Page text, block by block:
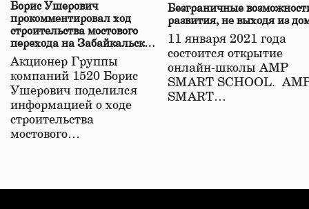
Борис Ушерович
прокомментировал ход
строительства мостового
перехода на Забайкальской
железной дороге
Акционер Группы
компаний 1520 Борис
Ушерович поделился
информацией о ходе
строительства
мостового…
Безграничные
развития, не выходя из
11 января 2021 года
состоится открытие
онлайн-школы АМР
SMART SCHOOL.
SMART…